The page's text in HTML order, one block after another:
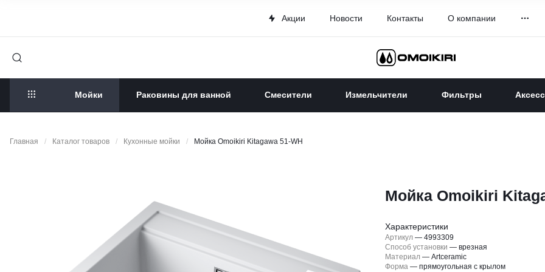
Акции Новости Контакты О компании
Мойки Раковины для ванной Смесители Измельчители Фильтры
Главная / Каталог товаров / Кухонные мойки / Мойка Omoikiri Kitagawa 51-WH
Мойка Omoikiri
Характеристики
Артикул —4993309
Способ установки —врезная
Материал —Artceramic
Форма —прямоугольная с крылом